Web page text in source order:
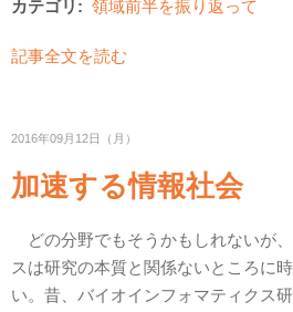
カテゴリ: 領域前半を振り返って
記事全文を読む
2016年09月12日（月）
加速する情報社会
どの分野でもそうかもしれないが
スは研究の本質と関係ないところに
い。昔、バイオインフォマティクス